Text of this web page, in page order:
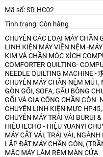
Mã số: SR-HC02
Tình trạng: Còn hàng
CHUYÊN CÁC LOẠI MÁY CHẦN
LINH KIỆN MÁY VIỀN NỆM -
KIM VÀ CHẦN MÓC XÍCH
COMFORTER QUILTING-
NEEDLE QUILTING MACHINE
CHUYÊN MÁY CHẦN NỆM MÚT,
GÒN GỐI, SOFA, GẤU BÔNG
GỐI VÀ GIA CÔNG CHẦN GÒN-
CHUYÊN LINH KIỆN MỰC
CHUYÊN MÁY TRẢI VẢI BURUI
HIỆU IECHO - HIỆU YUANYI
MÁY CẮT VẢI, TRẢI VẢI, NGÀNH
LẮP ĐẶT MÁY CHẦN GÒN,
MẶC MÁY LÀM RÈM MÀN CỬA